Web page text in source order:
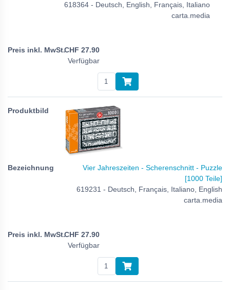
618364 - Deutsch, English, Français, Italiano
carta.media
CHF 27.90
Verfügbar
Vier Jahreszeiten - Scherenschnitt - Puzzle
[1000 Teile]
619231 - Deutsch, Français, Italiano, English
carta.media
CHF 27.90
Verfügbar